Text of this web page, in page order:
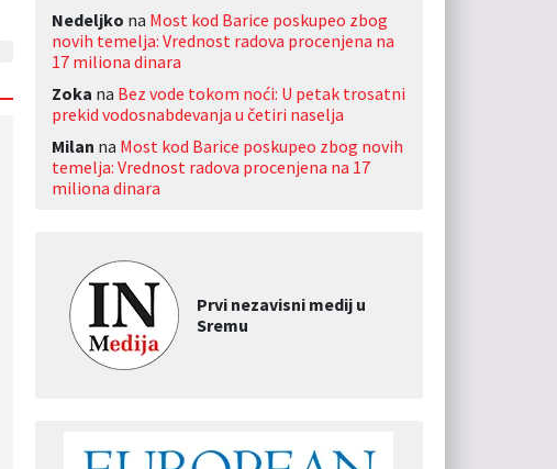
Nedeljko na Most kod Barice poskupeo zbog
novih temelja: Vrednost radova procenjena na
17 miliona dinara
Zoka na Bez vode tokom noći: U petak trosatni
prekid vodosnabdevanja u četiri naselja
Milan na Most kod Barice poskupeo zbog novih
temelja: Vrednost radova procenjena na 17
miliona dinara
Prvi nezavisni medij u
Sremu